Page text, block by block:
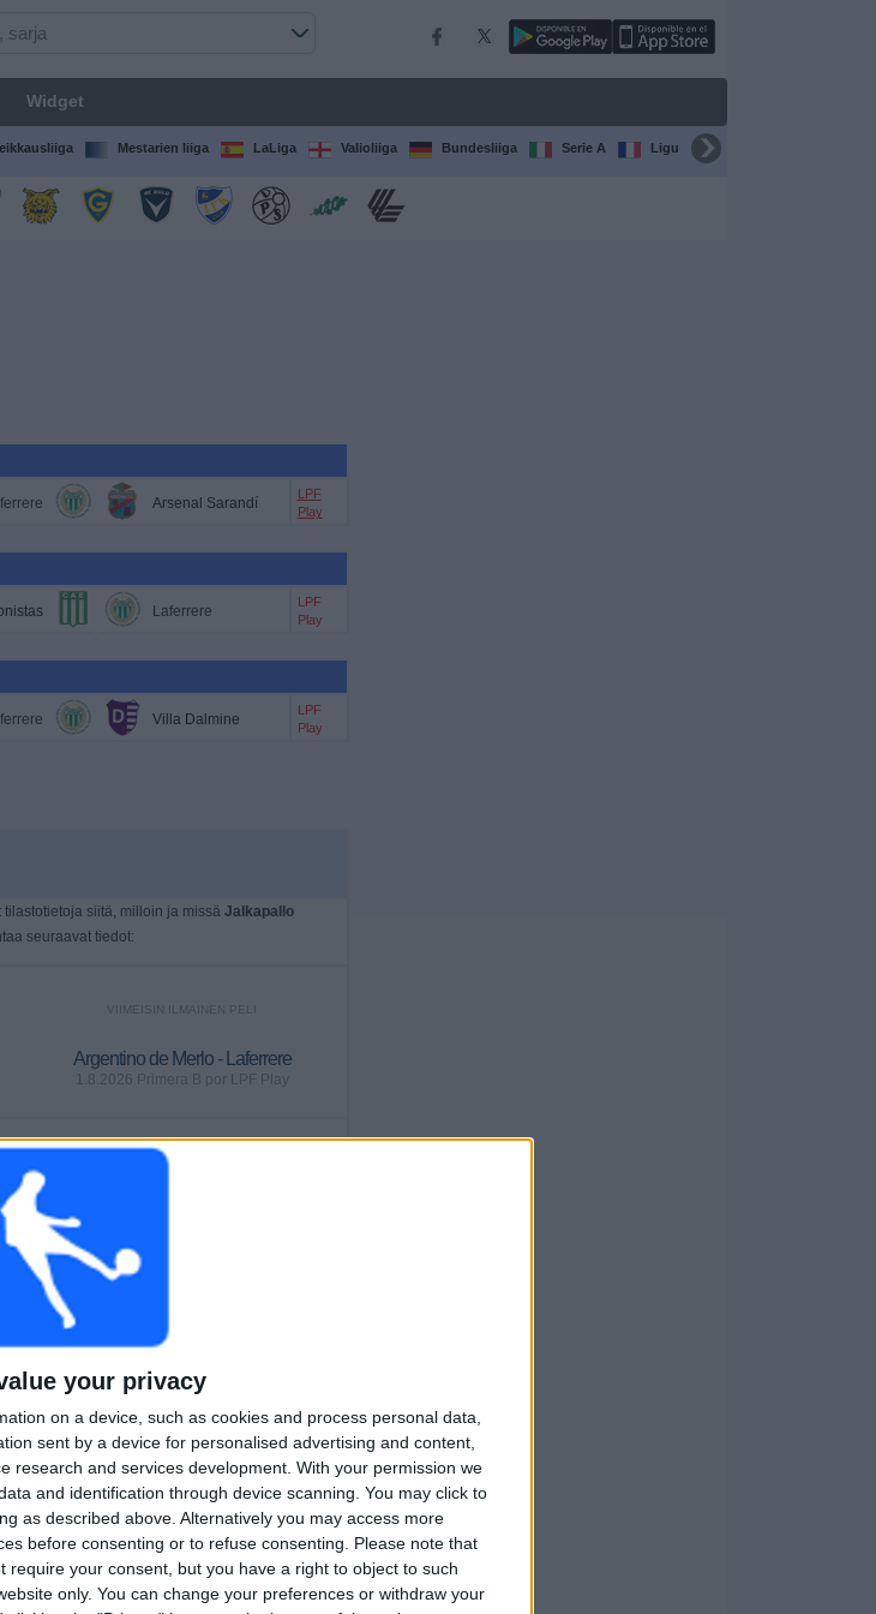
your privacy
on a device, such as cookies and process personal data,
sent by a device for personalised advertising and content,
research and services development. With your permission we
and identification through device scanning. You may click to
as described above. Alternatively you may access more
before consenting or to refuse consenting.
Please note that
your consent, but you have a right to object to such
only. You can change your preferences or withdraw your
Widget
Mestarien liiga LaLiga Valioliiga Bundesliiga Serie A Ligue 1
Arsenal Sarandí
LPF
Play
Laferrere
LPF
Play
Villa Dalmine
LPF
Play
siitä, milloin ja missä Jalkapallo
seuraavat tiedot:
VIIMEISIN ILMAINEN PELI
Argentino de Merlo - Laferrere
1.8.2026 Primera B por LPF Play
ILMAISETTOMIA
PELIÄ
PELIT
0
VASTUSTAJAT
MAKSIMI
2
VS Deportivo
Armenio
YHTEENSÄ
2
KILPAILUT
MUKAAN
28 (96,55%)
1 (3,45%)
ranking